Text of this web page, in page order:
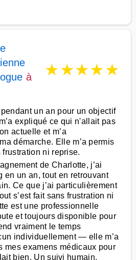
à
★★★★★
un an pour un objectif
expliqué ce qui n'allait pas
actuelle et m’a
démarche. Elle m’a permis
ni reprise.
de Charlotte, j’ai
en un an, tout en retrouvant
Ce que j’ai particulièrement
s’est fait sans frustration ni
est une professionnelle
et toujours disponible pour
vraiment le temps
individuellement — elle m’a
mes examens médicaux pour
bien. Un suivi humain,